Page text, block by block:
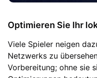
Optimieren Sie Ihr
Viele Spieler neigen
Netzwerks zu
Vorbereitung; ohne sie